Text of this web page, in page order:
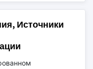
Источники